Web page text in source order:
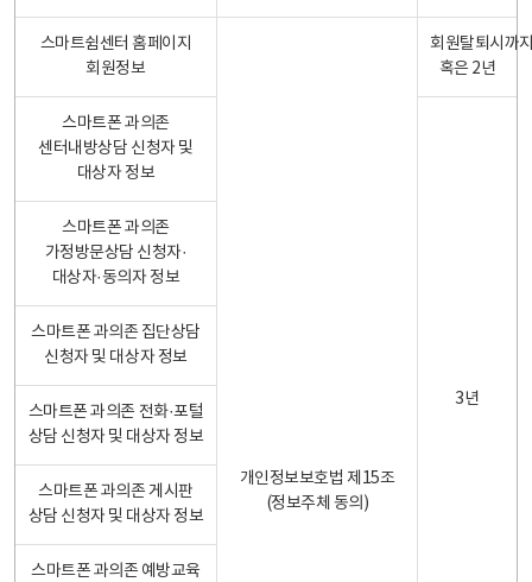
스마트쉼센터 홈페이지
회원정보
개인정보보호법 제15조
(정보주체 동의)
회원탈퇴시까
혹은 2년
스마트폰 과의존
센터내방상담 신청자 및
대상자 정보
3년
스마트폰 과의존
가정방문상담 신청자·
대상자·동의자 정보
스마트폰 과의존 집단상담
신청자 및 대상자 정보
스마트폰 과의존 전화·포털
상담 신청자 및 대상자 정보
스마트폰 과의존 게시판
상담 신청자 및 대상자 정보
스마트폰 과의존 예방교육